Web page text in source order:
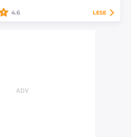
4.6 LESE